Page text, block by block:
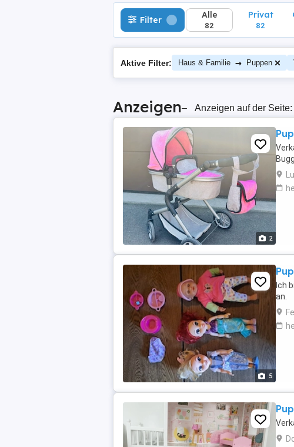
Filter Alle
82
Privat
82
Aktive Filter: Haus & Familie → Puppen
Anzeigen– Anzeigen auf der Seite:
2
5
Ich
an.